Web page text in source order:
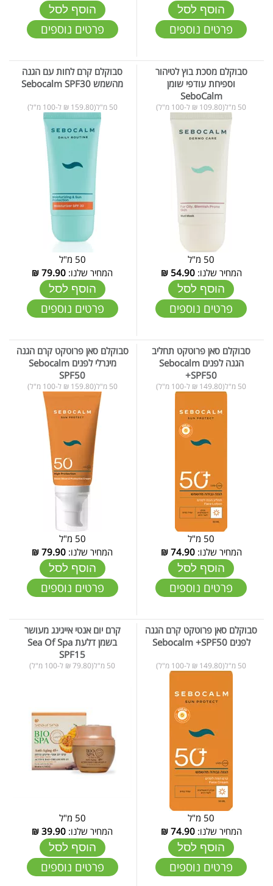
הוסף לסל
פרטים נוספים
הוסף לסל
פרטים נוספים
סבוקלם מסכת בוץ לטיהור
וספיחת עודפי שומן
SeboCalm
50 מ"ל(109.80 ₪ ל-100 מ"ל)
50 מ"ל
המחיר שלנו:54.90
₪
הוסף לסל
פרטים נוספים
סבוקלם קרם לחות עם הגנה
מהשמש Sebocalm SPF30
50 מ"ל(159.80 ₪ ל-100 מ"ל)
50 מ"ל
המחיר שלנו: 79.90
₪
הוסף לסל
פרטים נוספים
סבוקלם סאן פרוטקט תחליב
הגנה לפנים Sebocalm
+SPF50
50 מ"ל(149.80 ₪ ל-100 מ"ל)
50 מ"ל
המחיר שלנו:74.90
₪
הוסף לסל
פרטים נוספים
סבוקלם סאן פרוטקט קרם הגנה
מינרלי לפנים Sebocalm
SPF50
50 מ"ל(159.80 ₪ ל-100 מ"ל)
50 מ"ל
המחיר שלנו: 79.90
₪
הוסף לסל
פרטים נוספים
סבוקלם סאן פרוטקט קרם הגנה
לפנים Sebocalm +SPF50
50 מ"ל(149.80 ₪ ל-100 מ"ל)
50 מ"ל
המחיר שלנו:74.90
₪
הוסף לסל
פרטים נוספים
קרם יום אנטי אייגינג מעושר
בשמן דלעת Sea Of Spa
SPF15
50 מ"ל(79.80 ₪ ל-100 מ"ל)
50 מ"ל
המחיר שלנו: 39.90
₪
הוסף לסל
פרטים נוספים